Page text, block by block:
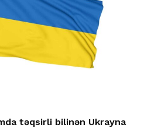
təqsirli bilinən Ukrayna